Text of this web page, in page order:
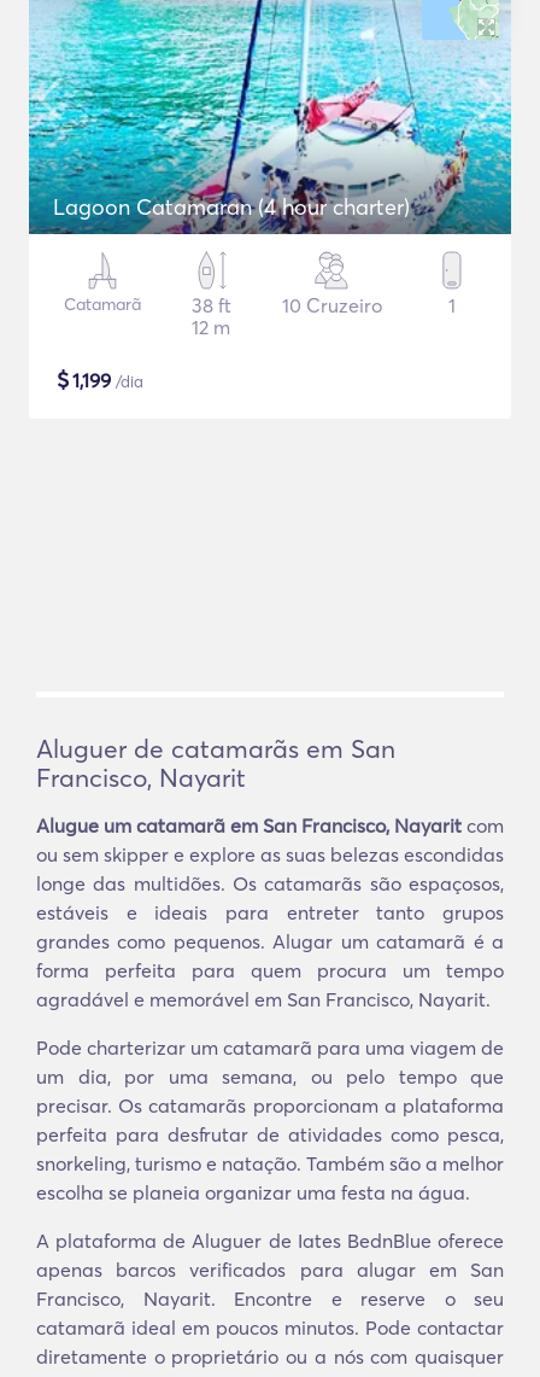
Lagoon Catamaran (4 hour charter)
Catamarã
38 ft
12 m
10 Cruzeiro 1
$1,199 /dia
Aluguer de catamarãs em San
Francisco, Nayarit
Alugue um catamarã em San Francisco, Nayarit com
ou sem skipper e explore as suas belezas escondidas
longe das multidões. Os catamarãs são espaçosos,
estáveis e ideais para entreter tanto grupos
grandes como pequenos. Alugar um catamarã é a
forma perfeita para quem procura um tempo
agradável e memorável em San Francisco, Nayarit.
Pode charterizar um catamarã para uma viagem de
um dia, por uma semana, ou pelo tempo que
precisar. Os catamarãs proporcionam a plataforma
perfeita para desfrutar de atividades como pesca,
snorkeling, turismo e natação. Também são a melhor
escolha se planeia organizar uma festa na água.
A plataforma de Aluguer de Iates BednBlue oferece
apenas barcos verificados para alugar em San
Francisco, Nayarit. Encontre e reserve o seu
catamarã ideal em poucos minutos. Pode contactar
diretamente o proprietário ou a nós com quaisquer